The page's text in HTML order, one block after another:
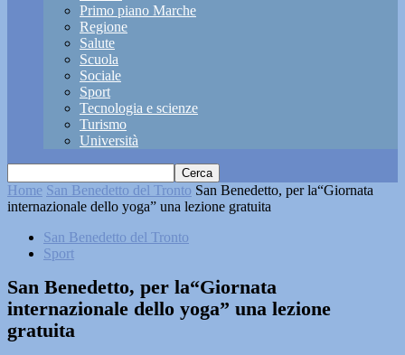
Primo piano Marche
Regione
Salute
Scuola
Sociale
Sport
Tecnologia e scienze
Turismo
Università
Home San Benedetto del Tronto San Benedetto, per la“Giornata
internazionale dello yoga” una lezione gratuita
San Benedetto del Tronto
Sport
San Benedetto, per la“Giornata
internazionale dello yoga” una lezione
gratuita